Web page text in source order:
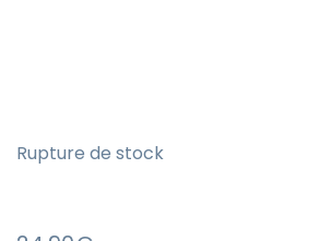
Rupture de stock